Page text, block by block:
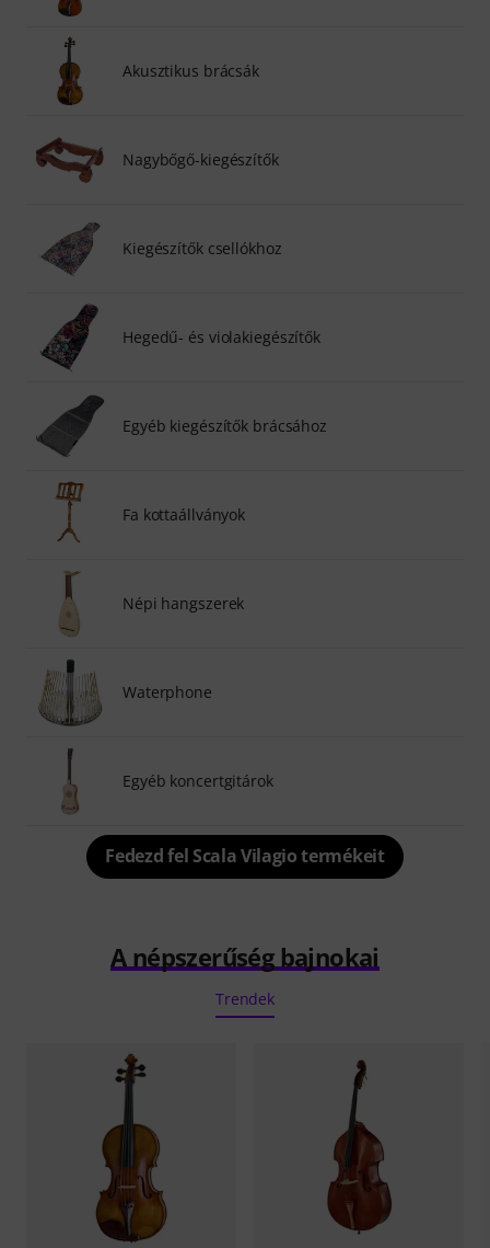
Akusztikus brácsák
Nagybőgő-kiegészítők
Kiegészítők csellókhoz
Hegedű- és violakiegészítők
Egyéb kiegészítők brácsához
Fa kottaállványok
Népi hangszerek
Waterphone
Egyéb koncertgitárok
Fedezd fel Scala Vilagio termékeit
A népszerűség bajnokai
Trendek